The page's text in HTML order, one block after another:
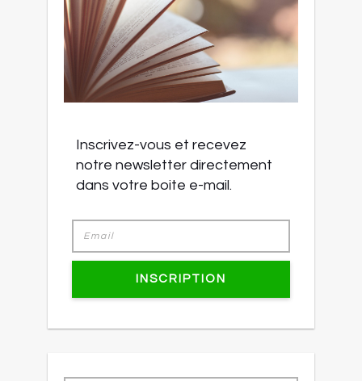
Inscrivez-vous et recevez
notre newsletter directement
dans votre boite e-mail.
INSCRIPTION